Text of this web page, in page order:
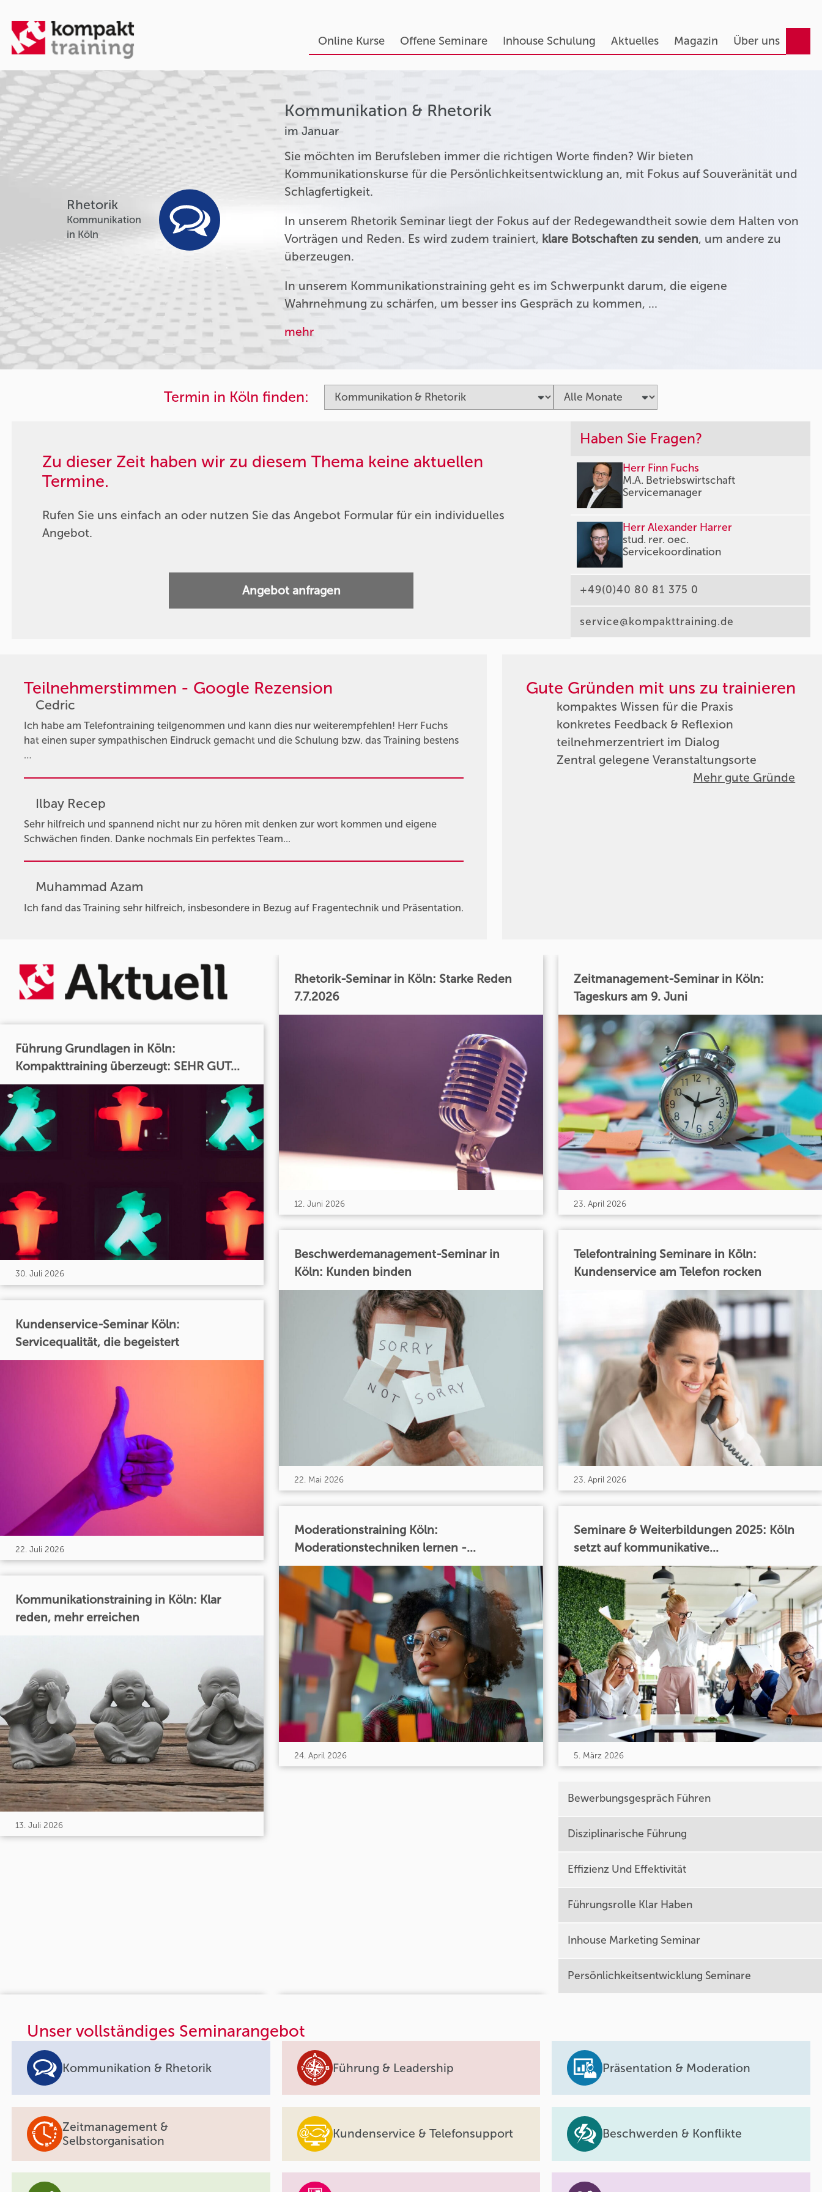
Online Kurse Offene Seminare Inhouse Schulung Aktuelles Magazin Über uns
Rhetorik
Kommunikation
in Köln
Kommunikation & Rhetorik
im Januar
Sie möchten im Berufsleben immer die richtigen Worte finden? Wir bieten
Kommunikationskurse für die Persönlichkeitsentwicklung an, mit Fokus auf Souveränität und
Schlagfertigkeit.
In unserem Rhetorik Seminar liegt der Fokus auf der Redegewandtheit sowie dem Halten von
Vorträgen und Reden. Es wird zudem trainiert, klare Botschaften zu senden, um andere zu
überzeugen.
In unserem Kommunikationstraining geht es im Schwerpunkt darum, die eigene
Wahrnehmung zu schärfen, um besser ins Gespräch zu kommen, …
mehr
Termin in Köln finden:
Zu dieser Zeit haben wir zu diesem Thema keine aktuellen
Termine.
Rufen Sie uns einfach an oder nutzen Sie das Angebot Formular für ein individuelles
Angebot.
Angebot anfragen
Haben Sie Fragen?
Herr Finn Fuchs
M.A. Betriebswirtschaft
Servicemanager
Herr Alexander Harrer
stud. rer. oec.
Servicekoordination
+49(0)40 80 81 375 0
service@kompakttraining.de
Teilnehmerstimmen - Google Rezension
Cedric
Ich habe am Telefontraining teilgenommen und kann dies nur weiterempfehlen! Herr Fuchs
hat einen super sympathischen Eindruck gemacht und die Schulung bzw. das Training bestens
…
Ilbay Recep
Sehr hilfreich und spannend nicht nur zu hören mit denken zur wort kommen und eigene
Schwächen finden. Danke nochmals Ein perfektes Team...
Muhammad Azam
Ich fand das Training sehr hilfreich, insbesondere in Bezug auf Fragentechnik und Präsentation.
Gute Gründen mit uns zu trainieren
kompaktes Wissen für die Praxis
konkretes Feedback & Reflexion
teilnehmerzentriert im Dialog
Zentral gelegene Veranstaltungsorte
Mehr gute Gründe
Führung Grundlagen in Köln:
Kompakttraining überzeugt: SEHR GUT...
30. Juli 2026
Kundenservice-Seminar Köln:
Servicequalität, die begeistert
22. Juli 2026
Kommunikationstraining in Köln: Klar
reden, mehr erreichen
13. Juli 2026
Rhetorik-Seminar in Köln: Starke Reden
7.7.2026
12. Juni 2026
Beschwerdemanagement-Seminar in
Köln: Kunden binden
22. Mai 2026
Moderationstraining Köln:
Moderationstechniken lernen -...
24. April 2026
Zeitmanagement-Seminar in Köln:
Tageskurs am 9. Juni
23. April 2026
Telefontraining Seminare in Köln:
Kundenservice am Telefon rocken
23. April 2026
Seminare & Weiterbildungen 2025: Köln
setzt auf kommunikative...
5. März 2026
Bewerbungsgespräch Führen
Disziplinarische Führung
Effizienz Und Effektivität
Führungsrolle Klar Haben
Inhouse Marketing Seminar
Persönlichkeitsentwicklung Seminare
Unser vollständiges Seminarangebot
Kommunikation & Rhetorik Führung & Leadership Präsentation & Moderation
Zeitmanagement &
Selbstorganisation
Kundenservice & Telefonsupport Beschwerden & Konflikte